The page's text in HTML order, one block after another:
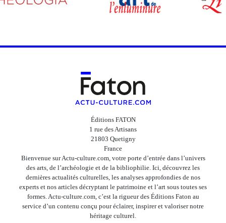
Éditions FATON
1 rue des Artisans
21803 Quetigny
France
Bienvenue sur Actu-culture.com, votre porte d’entrée dans l’univers
des arts, de l’archéologie et de la bibliophilie. Ici, découvrez les
dernières actualités culturelles, les analyses approfondies de nos
experts et nos articles décryptant le patrimoine et l’art sous toutes ses
formes. Actu-culture.com, c’est la rigueur des Éditions Faton au
service d’un contenu conçu pour éclairer, inspirer et valoriser notre
héritage culturel.